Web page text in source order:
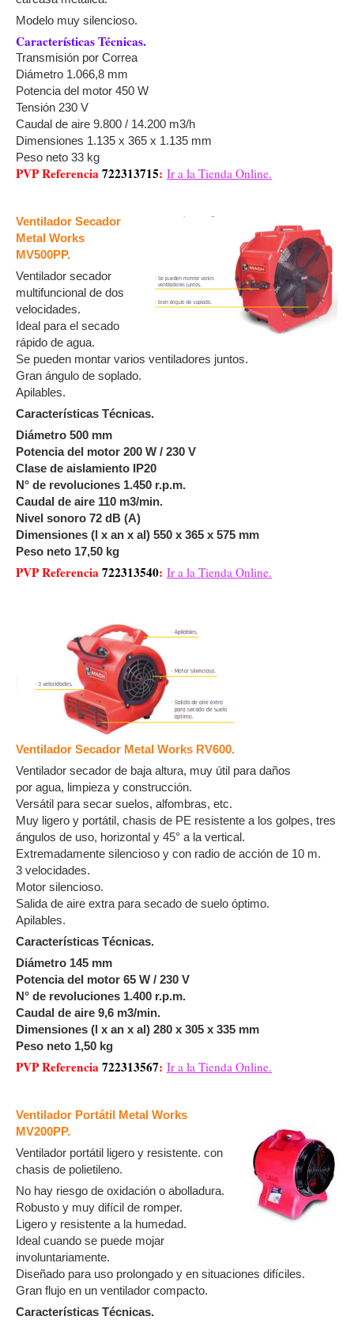
Modelo muy silencioso.
Características Técnicas.
Transmisión por Correa
Diámetro 1.066,8 mm
Potencia del motor 450 W
Tensión 230 V
Caudal de aire 9.800 / 14.200 m3/h
Dimensiones 1.135 x 365 x 1.135 mm
Peso neto 33 kg
PVP Referencia722313715: Ir a la Tienda Online.
Ventilador Secador
Metal Works
MV500PP.
Ventilador secador
multifuncional de dos
velocidades.
Ideal para el secado
rápido de agua.
Se pueden montar varios ventiladores juntos.
Gran ángulo de soplado.
Apilables.
Características Técnicas.
Diámetro 500 mm
Potencia del motor 200 W / 230 V
Clase de aislamiento IP20
N° de revoluciones 1.450 r.p.m.
Caudal de aire 110 m3/min.
Nivel sonoro 72 dB (A)
Dimensiones (l x an x al) 550 x 365 x 575 mm
Peso neto 17,50 kg
PVP Referencia722313540: Ir a la Tienda Online.
Ventilador Secador Metal Works RV600.
Ventilador secador de baja altura, muy útil para daños
por agua, limpieza y construcción.
Versátil para secar suelos, alfombras, etc.
Muy ligero y portátil, chasis de PE resistente a los golpes, tres
ángulos de uso, horizontal y 45° a la vertical.
Extremadamente silencioso y con radio de acción de 10 m.
3 velocidades.
Motor silencioso.
Salida de aire extra para secado de suelo óptimo.
Apilables.
Características Técnicas.
Diámetro 145 mm
Potencia del motor 65 W / 230 V
N° de revoluciones 1.400 r.p.m.
Caudal de aire 9,6 m3/min.
Dimensiones (l x an x al) 280 x 305 x 335 mm
Peso neto 1,50 kg
PVP Referencia722313567: Ir a la Tienda Online.
Ventilador Portátil Metal Works
MV200PP.
Ventilador portátil ligero y resistente. con
chasis de polietileno.
No hay riesgo de oxidación o abolladura.
Robusto y muy difícil de romper.
Ligero y resistente a la humedad.
Ideal cuando se puede mojar
involuntariamente.
Diseñado para uso prolongado y en situaciones difíciles.
Gran flujo en un ventilador compacto.
Características Técnicas.